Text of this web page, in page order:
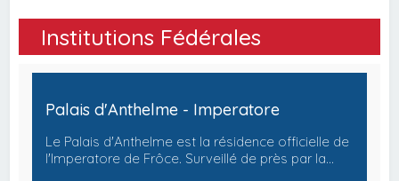
Institutions Fédérales
Palais d'Anthelme - Imperatore
Le Palais d'Anthelme est la résidence officielle de
l'Imperatore de Frôce. Surveillé de près par la…